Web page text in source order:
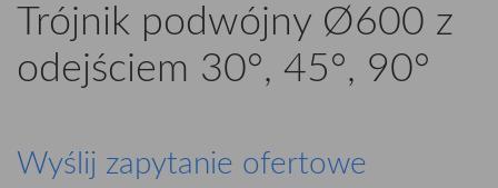
Trójnik podwójny Ø600 z
odejściem 30°, 45°, 90°
Wyślij zapytanie ofertowe